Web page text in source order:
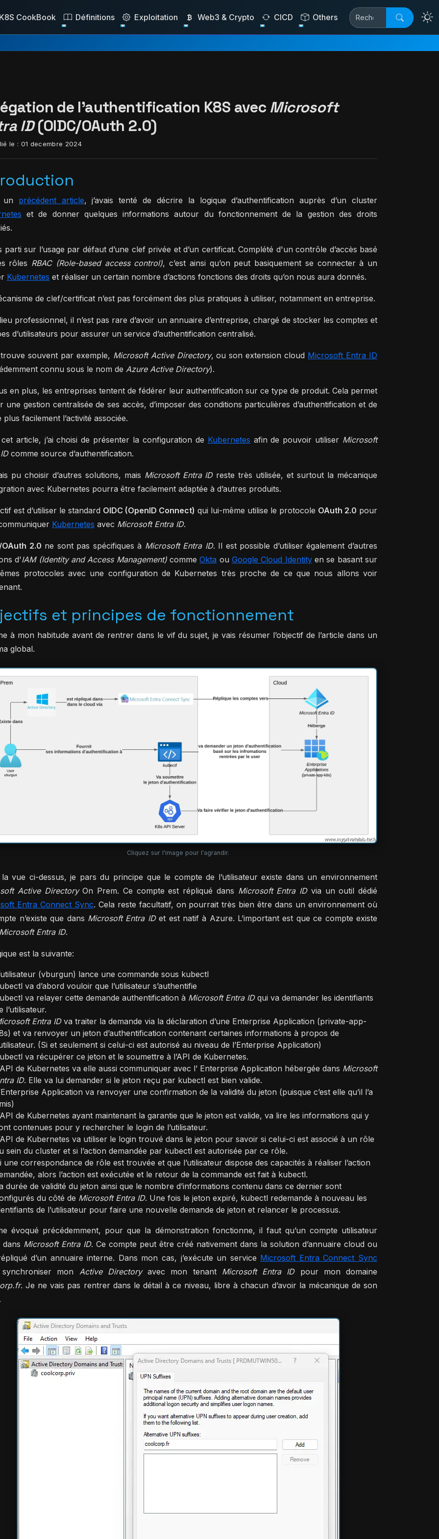
CookBook Définitions Exploitation Web3 & Crypto CICD Others
de l'authentification K8S avec Microsoft
ID(OIDC/OAuth 2.0)
le : 01 decembre 2024
un précédent article, j’avais tenté de décrire la logique d’authentification auprès d’un cluster
et de donner quelques informations autour du fonctionnement de la gestion des droits
parti sur l’usage par défaut d’une clef privée et d’un certificat. Complété d'un contrôle d’accès basé
rôles RBAC (Role-based access control), c’est ainsi qu’on peut basiquement se connecter à un
Kubernetes et réaliser un certain nombre d’actions fonctions des droits qu’on nous aura donnés.
de clef/certificat n’est pas forcément des plus pratiques à utiliser, notamment en entreprise.
professionnel, il n’est pas rare d’avoir un annuaire d’entreprise, chargé de stocker les comptes et
d’utilisateurs pour assurer un service d’authentification centralisé.
souvent par exemple, Microsoft Active Directory, ou son extension cloud Microsoft Entra ID
connu sous le nom de Azure Active Directory).
en plus, les entreprises tentent de fédérer leur authentification sur ce type de produit. Cela permet
une gestion centralisée de ses accès, d’imposer des conditions particulières d’authentification et de
plus facilement l’activité associée.
article, j’ai choisi de présenter la configuration de Kubernetes afin de pouvoir utiliser Microsoft
comme source d’authentification.
pu choisir d’autres solutions, mais Microsoft Entra IDreste très utilisée, et surtout la mécanique
avec Kubernetes pourra être facilement adaptée à d’autres produits.
est d’utiliser le standard OIDC (OpenID Connect) qui lui-même utilise le protocole OAuth 2.0 pour
Kubernetes avec Microsoft Entra ID.
OAuth 2.0 ne sont pas spécifiques à Microsoft Entra ID. Il est possible d’utiliser également d’autres
d'IAM (Identity and Access Management)commeOkta ouGoogle Cloud Identityen se basant sur
protocoles avec une configuration de Kubernetes très proche de ce que nous allons voir
et principes de fonctionnement
à mon habitude avant de rentrer dans le vif du sujet, je vais résumer l’objectif de l’article dans un
global.
Cliquez sur l'image pour l'agrandir.
vue ci-dessus, je pars du principe que le compte de l’utilisateur existe dans un environnement
Active DirectoryOn Prem. Ce compte est répliqué dans Microsoft Entra IDvia un outil dédié
Entra Connect Sync. Cela reste facultatif, on pourrait très bien être dans un environnement où
n’existe que dans Microsoft Entra IDet est natif à Azure. L’important est que ce compte existe
Entra ID.
est la suivante:
(vburgun) lance une commande sous kubectl
va d’abord vouloir que l’utilisateur s’authentifie
va relayer cette demande authentification à Microsoft Entra IDqui va demander les identifiants
l’utilisateur.
Entra IDva traiter la demande via la déclaration d’une Enterprise Application (private-app-
et va renvoyer un jeton d’authentification contenant certaines informations à propos de
(Si et seulement si celui-ci est autorisé au niveau de l’Enterprise Application)
va récupérer ce jeton et le soumettre à l’API de Kubernetes.
de Kubernetes va elle aussi communiquer avec l’ Enterprise Application hébergée dans Microsoft
ID. Elle va lui demander si le jeton reçu par kubectl est bien valide.
Application va renvoyer une confirmation de la validité du jeton (puisque c’est elle qu’il l’a
de Kubernetes ayant maintenant la garantie que le jeton est valide, va lire les informations qui y
contenues pour y rechercher le login de l’utilisateur.
de Kubernetes va utiliser le login trouvé dans le jeton pour savoir si celui-ci est associé à un rôle
sein du cluster et si l’action demandée par kubectl est autorisée par ce rôle.
une correspondance de rôle est trouvée et que l’utilisateur dispose des capacités à réaliser l’action
alors l’action est exécutée et le retour de la commande est fait à kubectl.
durée de validité du jeton ainsi que le nombre d’informations contenu dans ce dernier sont
du côté de Microsoft Entra ID. Une fois le jeton expiré, kubectl redemande à nouveau les
de l’utilisateur pour faire une nouvelle demande de jeton et relancer le processus.
évoqué précédemment, pour que la démonstration fonctionne, il faut qu’un compte utilisateur
dans Microsoft Entra ID. Ce compte peut être créé nativement dans la solution d’annuaire cloud ou
d’un annuaire interne. Dans mon cas, j’exécute un service Microsoft Entra Connect Sync
mon Active Directoryavec mon tenant Microsoft Entra IDpour mon domaine
. Je ne vais pas rentrer dans le détail à ce niveau, libre à chacun d’avoir la mécanique de son